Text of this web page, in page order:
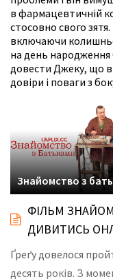
в фармацевтичній
стосовно свого
включаючи
на день народження
довести Джеку, що
довіри і поваги з
Знайомство з
ФІЛЬМ
ДИВИТИСЬ
Ґреґу довелося
десять років. З